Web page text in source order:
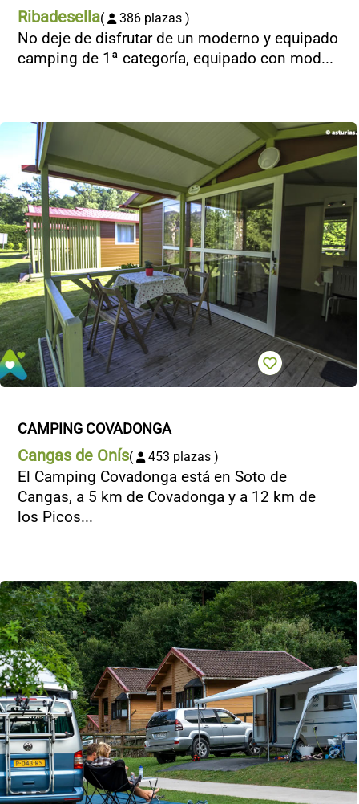
Ribadesella( 386 plazas )
No deje de disfrutar de un moderno y equipado
camping de 1ª categoría, equipado con mod...
CAMPING COVADONGA
Cangas de Onís( 453 plazas )
El Camping Covadonga está en Soto de
Cangas, a 5 km de Covadonga y a 12 km de
los Picos...